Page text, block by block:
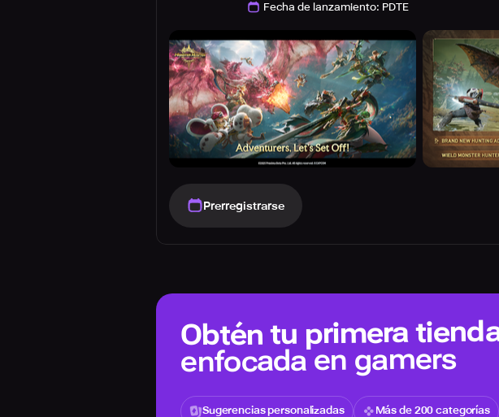
Fecha de lanzamiento: PDTE
Prerregistrarse
Obtén tu primera
enfocada en gamers
Sugerencias personalizadas Más de 200 categorías